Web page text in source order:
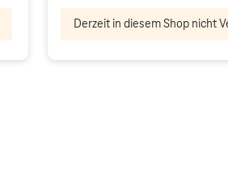
Derzeit in diesem Shop nicht